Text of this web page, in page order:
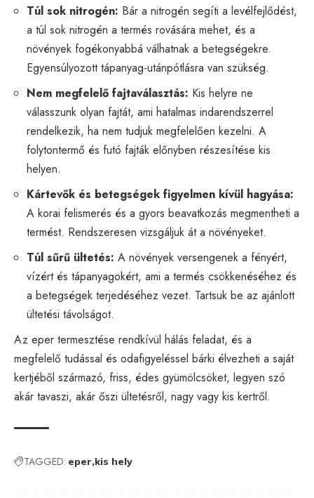
Túl sok nitrogén: Bár a nitrogén segíti a levélfejlődést,
a túl sok nitrogén a termés rovására mehet, és a
növények fogékonyabbá válhatnak a betegségekre.
Egyensúlyozott tápanyag-utánpótlásra van szükség.
Nem megfelelő fajtaválasztás: Kis helyre ne
válasszunk olyan fajtát, ami hatalmas indarendszerrel
rendelkezik, ha nem tudjuk megfelelően kezelni. A
folytontermő és futó fajták előnyben részesítése kis
helyen.
Kártevők és betegségek figyelmen kívül hagyása:
A korai felismerés és a gyors beavatkozás megmentheti a
termést. Rendszeresen vizsgáljuk át a növényeket.
Túl sűrű ültetés: A növények versengenek a fényért,
vízért és tápanyagokért, ami a termés csökkenéséhez és
a betegségek terjedéséhez vezet. Tartsuk be az ajánlott
ültetési távolságot.
Az eper termesztése rendkívül hálás feladat, és a
megfelelő tudással és odafigyeléssel bárki élvezheti a saját
kertjéből származó, friss, édes gyümölcsöket, legyen szó
akár tavaszi, akár őszi ültetésről, nagy vagy kis kertről.
TAGGED: eper kis hely